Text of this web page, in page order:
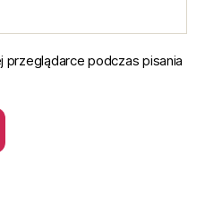
podczas pisania